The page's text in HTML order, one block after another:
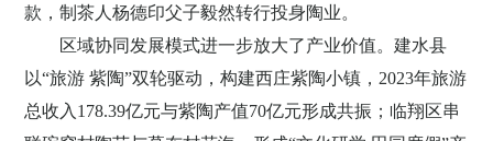
款，制茶人杨德印父子毅然转行投身陶业。
区域协同发展模式进一步放大了产业价值。建水县
以“旅游 紫陶”双轮驱动，构建西庄紫陶小镇， 2023年旅游
总收入 178.39亿元与紫陶产值70亿元形成共振；临翔区串